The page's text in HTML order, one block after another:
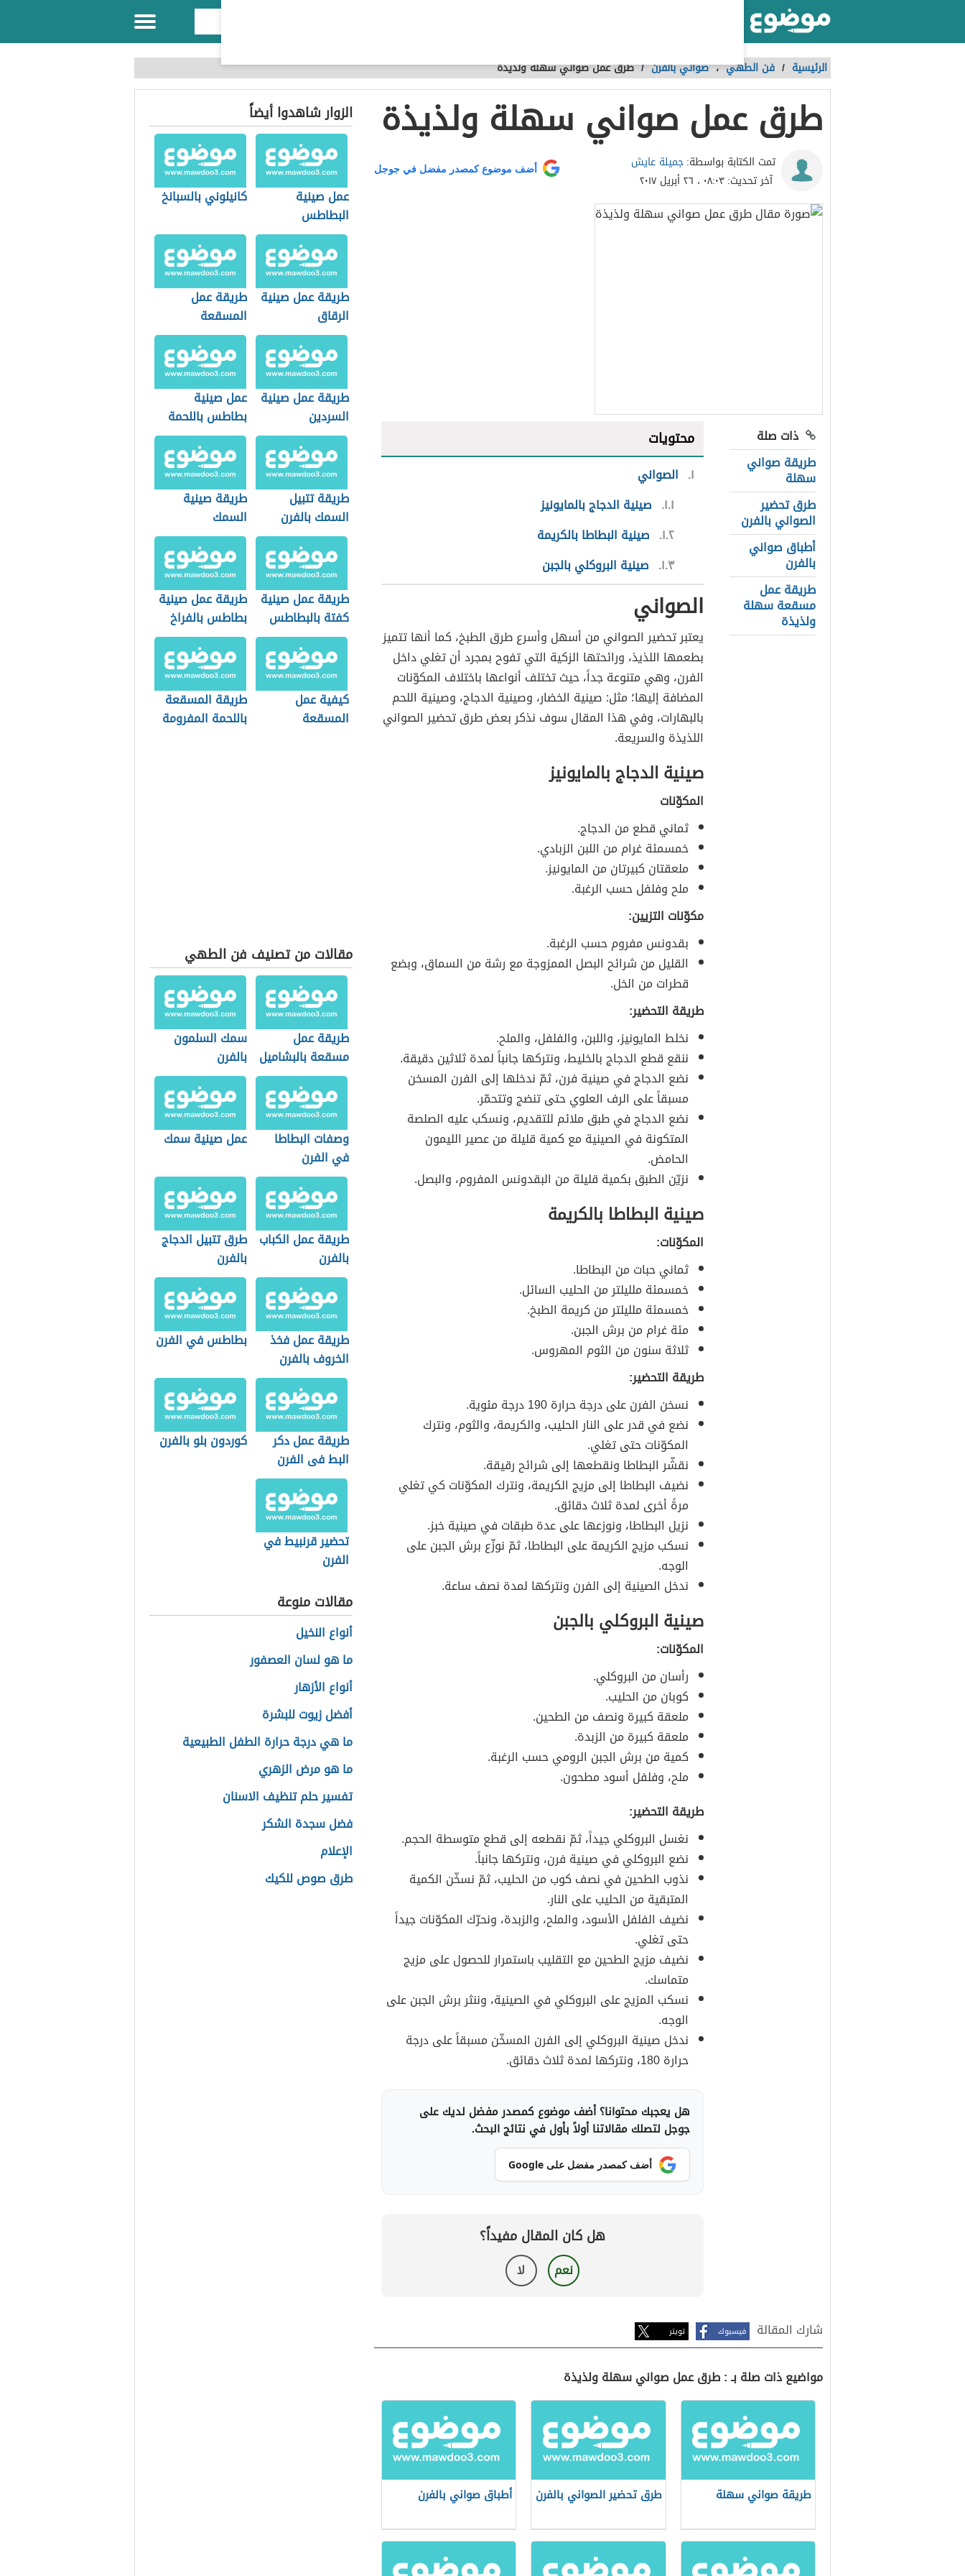
الرئيسية / فن الطهي،صواني بالفرن /طرق عمل صواني سهلة ولذيذة
طرق عمل صواني سهلة ولذيذة
تمت الكتابة بواسطة:جميلة عايش
آخر تحديث:٠٨:٠٣ ، ٢٦ أبريل ٢٠١٧
أضف موضوع كمصدر مفضل في جوجل
ذات صلة
طريقة صواني
سهلة
طرق تحضير
الصواني بالفرن
أطباق صواني
بالفرن
طريقة عمل
مسقعة سهلة
ولذيذة
محتويات
١ الصواني
١.١ صينية الدجاج بالمايونيز
١.٢ صينية البطاطا بالكريمة
١.٣ صينية البروكلي بالجبن
الصواني
يعتبر تحضير الصواني من أسهل وأسرع طرق الطبخ، كما أنها تتميز
بطعمها اللذيذ، ورائحتها الزكية التي تفوح بمجرد أن تغلي داخل
الفرن، وهي متنوعة جداً، حيث تختلف أنواعها باختلاف المكوّنات
المضافة إليها؛ مثل: صينية الخضار، وصينية الدجاج، وصينية اللحم
بالبهارات، وفي هذا المقال سوف نذكر بعض طرق تحضير الصواني
اللذيذة والسريعة.
صينية الدجاج بالمايونيز
المكوّنات
ثماني قطع من الدجاج.
خمسمئة غرام من اللبن الزبادي.
ملعقتان كبيرتان من المايونيز.
ملح وفلفل حسب الرغبة.
مكوّنات التزيين:
بقدونس مفروم حسب الرغبة.
القليل من شرائح البصل الممزوجة مع رشة من السماق، وبضع
قطرات من الخل.
طريقة التحضير:
نخلط المايونيز، واللبن، والفلفل، والملح.
ننقع قطع الدجاج بالخليط، ونتركها جانباً لمدة ثلاثين دقيقة.
نضع الدجاج في صينية فرن، ثمّ ندخلها إلى الفرن المسخن
مسبقاً على الرف العلوي حتى تنضج وتتحمّر.
نضع الدجاج في طبق ملائم للتقديم، ونسكب عليه الصلصة
المتكونة في الصينية مع كمية قليلة من عصير الليمون
الحامض.
نزيّن الطبق بكمية قليلة من البقدونس المفروم، والبصل.
صينية البطاطا بالكريمة
المكوّنات:
ثماني حبات من البطاطا.
خمسمئة ملليلتر من الحليب السائل.
خمسمئة ملليلتر من كريمة الطبخ.
مئة غرام من برش الجبن.
ثلاثة سنون من الثوم المهروس.
طريقة التحضير:
نسخن الفرن على درجة حرارة 190 درجة مئوية.
نضع في قدر على النار الحليب، والكريمة، والثوم، ونترك
المكوّنات حتى تغلي.
نقشّر البطاطا ونقطعها إلى شرائح رقيقة.
نضيف البطاطا إلى مزيج الكريمة، ونترك المكوّنات كي تغلي
مرةً أخرى لمدة ثلاث دقائق.
نزيل البطاطا، ونوزعها على عدة طبقات في صينية خبز.
نسكب مزيج الكريمة على البطاطا، ثمّ نوزّع برش الجبن على
الوجه.
ندخل الصينية إلى الفرن ونتركها لمدة نصف ساعة.
صينية البروكلي بالجبن
المكوّنات:
رأسان من البروكلي.
كوبان من الحليب.
ملعقة كبيرة ونصف من الطحين.
ملعقة كبيرة من الزبدة.
كمية من برش الجبن الرومي حسب الرغبة.
ملح، وفلفل أسود مطحون.
طريقة التحضير:
نغسل البروكلي جيداً، ثمّ نقطعه إلى قطع متوسطة الحجم.
نضع البروكلي في صينية فرن، ونتركها جانباً.
نذوب الطحين في نصف كوب من الحليب، ثمّ نسخّن الكمية
المتبقية من الحليب على النار.
نضيف الفلفل الأسود، والملح، والزبدة، ونحرّك المكوّنات جيداً
حتى تغلي.
نضيف مزيج الطحين مع التقليب باستمرار للحصول على مزيج
متماسك.
نسكب المزيج على البروكلي في الصينية، وننثر برش الجبن على
الوجه.
ندخل صينية البروكلي إلى الفرن المسخّن مسبقاً على درجة
حرارة 180، ونتركها لمدة ثلاث دقائق.
هل يعجبك محتوانا؟ أضف موضوع كمصدر مفضل لديك على
جوجل لتصلك مقالاتنا أولاً بأول في نتائج البحث.
أضف كمصدر مفضل على Google
هل كان المقال مفيداً؟
نعم لا
شارك المقالة فيسبوك تويتر
مواضيع ذات صلة بـ : طرق عمل صواني سهلة ولذيذة
طريقة صواني سهلة طرق تحضير الصواني بالفرن أطباق صواني بالفرن
الزوار شاهدوا أيضاً
عمل صينية
البطاطس
كانيلوني بالسبانخ
طريقة عمل صينية
الرقاق
طريقة عمل
المسقعة
بالبطاطس
طريقة عمل صينية
السردين
عمل صينية
بطاطس باللحمة
طريقة تتبيل
السمك بالفرن
طريقة صينية
السمك
طريقة عمل صينية
كفتة بالبطاطس
طريقة عمل صينية
بطاطس بالفراخ
والصلصة
كيفية عمل
المسقعة
طريقة المسقعة
باللحمة المفرومة
مقالات من تصنيف فن الطهي
طريقة عمل
مسقعة بالبشاميل
سمك السلمون
بالفرن
وصفات البطاطا
في الفرن
عمل صينية سمك
طريقة عمل الكباب
بالفرن
طرق تتبيل الدجاج
بالفرن
طريقة عمل فخذ
الخروف بالفرن
بطاطس في الفرن
طريقة عمل دكر
البط فى الفرن
كوردون بلو بالفرن
تحضير قرنبيط في
الفرن
مقالات منوعة
أنواع النخيل
ما هو لسان العصفور
أنواع الأزهار
أفضل زيوت للبشرة
ما هي درجة حرارة الطفل الطبيعية
ما هو مرض الزهري
تفسير حلم تنظيف الاسنان
فضل سجدة الشكر
الإعلام
طرق صوص للكيك